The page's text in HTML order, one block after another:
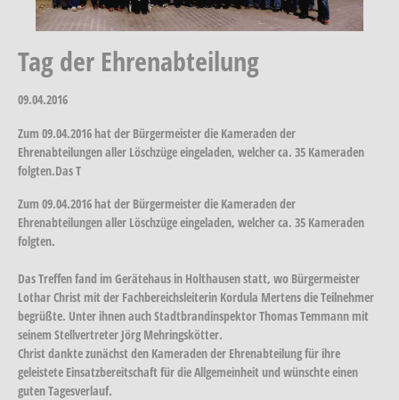
Tag der Ehrenabteilung
09.04.2016
Zum 09.04.2016 hat der Bürgermeister die Kameraden der
Ehrenabteilungen aller Löschzüge eingeladen, welcher ca. 35 Kameraden
folgten.Das T
Zum 09.04.2016 hat der Bürgermeister die Kameraden der
Ehrenabteilungen aller Löschzüge eingeladen, welcher ca. 35 Kameraden
folgten.
Das Treffen fand im Gerätehaus in Holthausen statt, wo Bürgermeister
Lothar Christ mit der Fachbereichsleiterin Kordula Mertens die Teilnehmer
begrüßte. Unter ihnen auch Stadtbrandinspektor Thomas Temmann mit
seinem Stellvertreter Jörg Mehringskötter.
Christ dankte zunächst den Kameraden der Ehrenabteilung für ihre
geleistete Einsatzbereitschaft für die Allgemeinheit und wünschte einen
guten Tagesverlauf.